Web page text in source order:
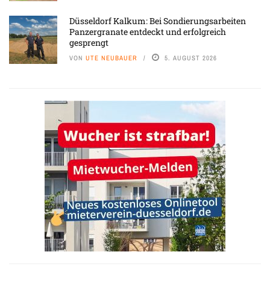
Düsseldorf Kalkum: Bei Sondierungsarbeiten
Panzergranate entdeckt und erfolgreich
gesprengt
VON UTE NEUBAUER 5. AUGUST 2026